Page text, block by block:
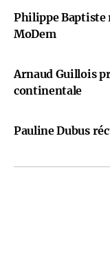
Philippe Baptiste
MoDem
Arnaud Guillois
continentale
Pauline Dubus